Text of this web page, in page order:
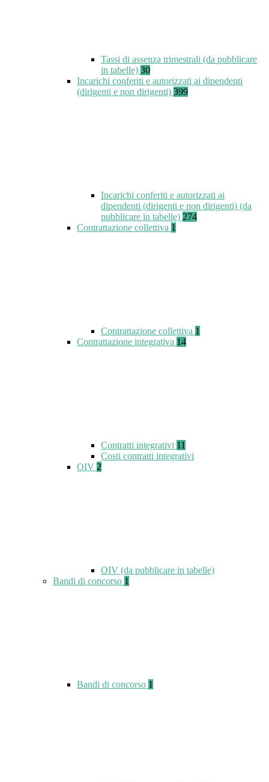
Tassi di assenza trimestrali (da pubblicare
in tabelle) 30
Incarichi conferiti e autorizzati ai dipendenti
(dirigenti e non dirigenti) 399
Incarichi conferiti e autorizzati ai
dipendenti (dirigenti e non dirigenti) (da
pubblicare in tabelle) 274
Contrattazione collettiva 1
Contrattazione collettiva 1
Contrattazione integrativa 14
Contratti integrativi 11
Costi contratti integrativi
OIV 2
OIV (da pubblicare in tabelle)
Bandi di concorso 1
Bandi di concorso 1